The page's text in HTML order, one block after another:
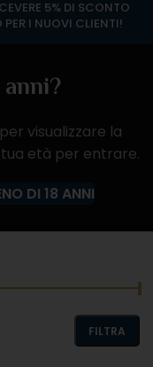
visualizzare la
età per entrare.
DI 18 ANNI
FILTRA
5% DI SCONTO
PER I NUOVI CLIENTI!